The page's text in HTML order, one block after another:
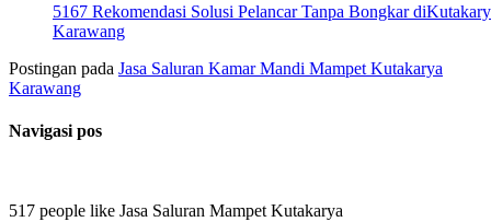
5167 Rekomendasi Solusi Pelancar Tanpa Bongkar
Karawang
Postingan pada Jasa Saluran Kamar Mandi Mampet Kutakarya
Karawang
Navigasi pos
517 people like Jasa Saluran Mampet Kutakarya